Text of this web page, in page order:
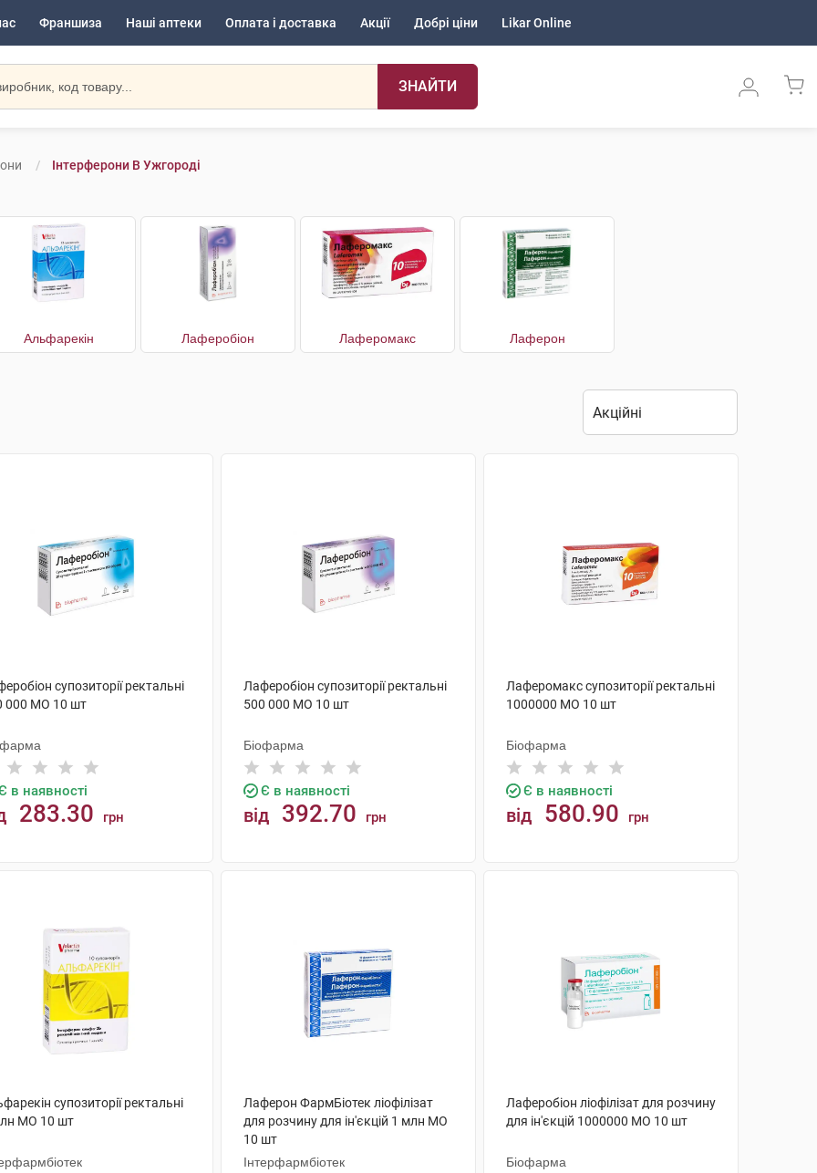
Франшиза Наші аптеки Оплата і доставка Акції Добрі ціни Likar Online
ЗНАЙТИ
Інтерферони В Ужгороді
Альфарекін Лаферобіон Лаферомакс Лаферон
супозиторії ректальні
000 МО 10 шт
в наявності
283.30 грн
Лаферобіон супозиторії ректальні
500 000 МО 10 шт
Біофарма
Є в наявності
від 392.70 грн
Лаферомакс супозиторії ректальні
1000000 МО 10 шт
Біофарма
Є в наявності
від 580.90 грн
супозиторії ректальні
МО 10 шт
Лаферон ФармБіотек ліофілізат
для розчину для ін'єкцій 1 млн МО
10 шт
Інтерфармбіотек
Лаферобіон ліофілізат для розчину
для ін'єкцій 1000000 МО 10 шт
Біофарма